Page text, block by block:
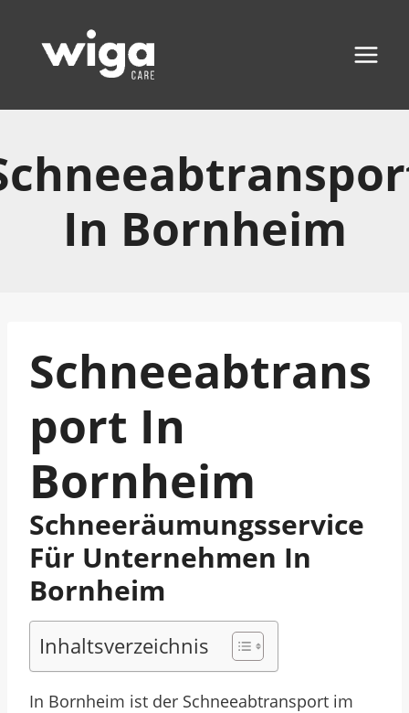
Inhalt
springen
In Bornheim
Schneeabtrans
Port In
Bornheim
Schneeräumungsservice
Für Unternehmen In
Bornheim
Inhaltsverzeichnis
In Bornheim ist der Schneeabtransport im